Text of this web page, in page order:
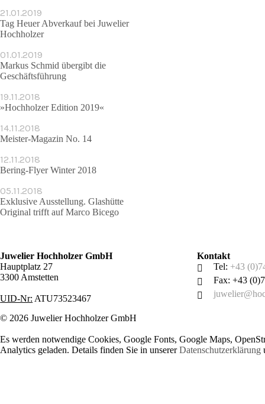
21.01.2019
Tag Heuer Abverkauf bei Juwelier
Hochholzer
01.01.2019
Markus Schmid übergibt die
Geschäfts­führung
19.11.2018
»Hochholzer Edition 2019«
14.11.2018
Meister-Magazin No. 14
12.11.2018
Bering-Flyer Winter 2018
05.11.2018
Exklusive Ausstellung. Glashütte
Original trifft auf Marco Bicego
Juwelier Hochholzer GmbH
Hauptplatz 27
3300 Amstetten
UID-Nr: ATU73523467
Kontakt
Tel: +43
Fax: +43
© 2026 Juwelier Hochholzer GmbH
Es werden notwendige Cookies, Google Fonts, Google Maps,
Analytics geladen. Details finden Sie in unsererDatenschutzerklärung